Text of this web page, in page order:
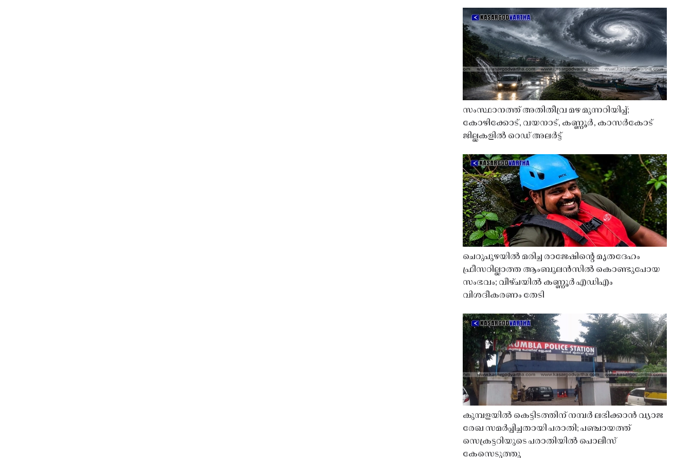
സംസ്ഥാനത്ത് അതിതീവ്ര മഴ മുന്നറിയിപ്പ്;
കോഴിക്കോട്, വയനാട്, കണ്ണൂർ, കാസർകോട്
ജില്ലകളിൽ റെഡ് അലർട്ട്
ചെറുപുഴയിൽ മരിച്ച രാജേഷിൻ്റെ മൃതദേഹം
ഫ്രീസറില്ലാത്ത ആംബുലൻസിൽ കൊണ്ടുപോയ
സംഭവം; വീഴ്ചയിൽ കണ്ണൂർ എഡിഎം
വിശദീകരണം തേടി
കുമ്പളയിൽ കെട്ടിടത്തിന് നമ്പർ ലഭിക്കാൻ വ്യാജ
രേഖ സമർപ്പിച്ചതായി പരാതി; പഞ്ചായത്ത്
സെക്രട്ടറിയുടെ പരാതിയിൽ പൊലീസ്
കേസെടുത്തു